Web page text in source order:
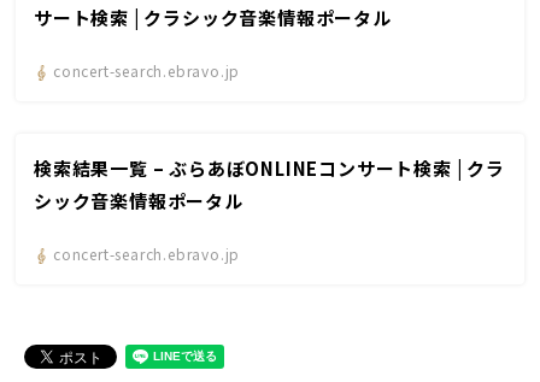
サート検索 | クラシック音楽情報ポータル
concert-search.ebravo.jp
検索結果一覧 – ぶらあぼONLINEコンサート検索 | クラ
シック音楽情報ポータル
concert-search.ebravo.jp